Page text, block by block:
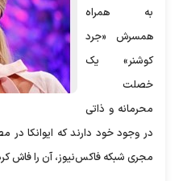
به همراه
همسرش «جرد
کوشنر» یک
خصلت
محرمانه و ذاتی
در وجود خود دارند که ایوانکا
مجری شبکه فاکس‌نیوز، آن را فاش